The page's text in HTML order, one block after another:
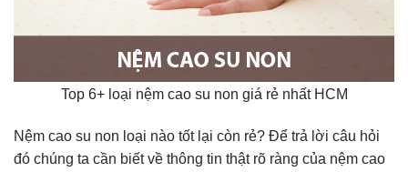
Top 6+ loại nệm cao su non giá rẻ nhất HCM
Nệm cao su non loại nào tốt lại còn rẻ? Để trả lời câu hỏi
đó chúng ta cần biết về thông tin thật rõ ràng của nệm cao